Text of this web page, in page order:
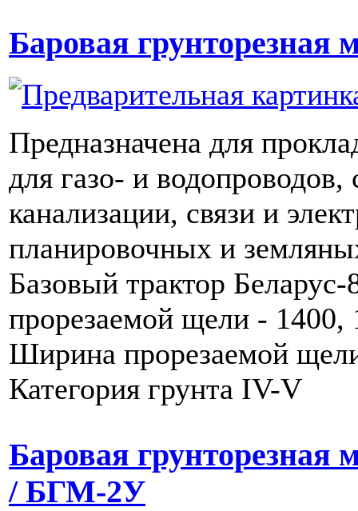
Баровая
Предназначена для
для газо- и водопроводов,
канализации, связи и
планировочных и
Базовый трактор
прорезаемой щели - 1400,
Ширина прорезаемой
Категория грунта IV-V
Баровая
/ БГМ-2У